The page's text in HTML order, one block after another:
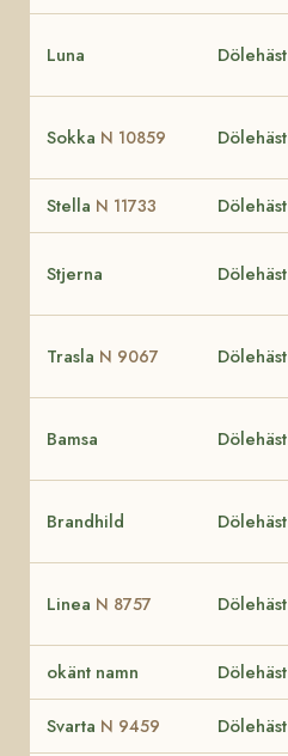
Luna Dölehäst
Sokka N 10859 Dölehäst
Stella N 11733 Dölehäst
Stjerna Dölehäst
Trasla N 9067 Dölehäst
Bamsa Dölehäst
Brandhild Dölehäst
Linea N 8757 Dölehäst
okänt namn Dölehäst
Svarta N 9459 Dölehäst